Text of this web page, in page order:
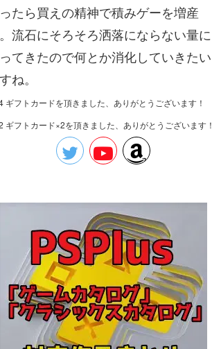
たら買えの精神で積みゲーを増産
流石にそろそろ洒落にならない量に
てきたので何とか消化していきたい
ね。
ギフトカードを頂きました、ありがとうございます！
ギフトカード×2を頂きました、ありがとうございます！